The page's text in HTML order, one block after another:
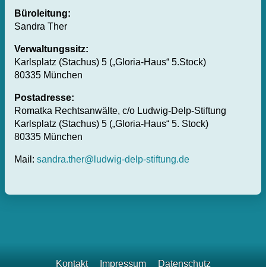
Büroleitung:
Sandra Ther
Verwaltungssitz:
Karlsplatz (Stachus) 5 („Gloria-Haus“ 5.Stock)
80335 München
Postadresse:
Romatka Rechtsanwälte, c/o Ludwig-Delp-Stiftung
Karlsplatz (Stachus) 5 („Gloria-Haus“ 5. Stock)
80335 München
Mail: sandra.ther@ludwig-delp-stiftung.de
Kontakt Impressum Datenschutz